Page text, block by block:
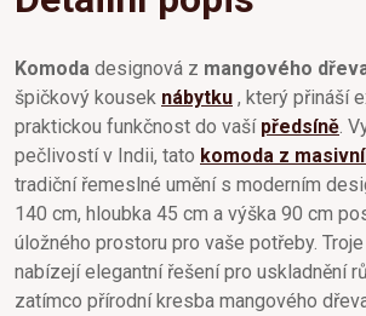
Komoda designová z mangového
špičkový kousek nábytku , který přináší
praktickou funkčnost do vaší předsíně .
pečlivostí v Indii, tato komoda z
tradiční řemeslné umění s moderním
140 cm, hloubka 45 cm a výška 90 cm
úložného prostoru pro vaše potřeby.
nabízejí elegantní řešení pro uskladnění
zatímco přírodní kresba mangového